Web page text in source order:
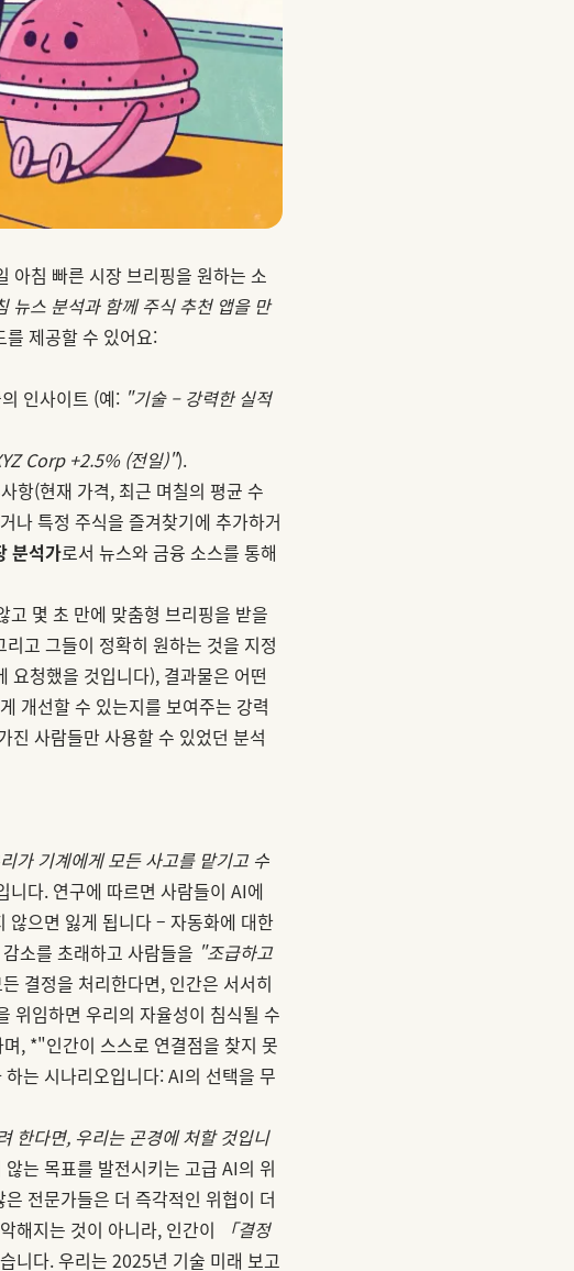
아침 빠른 시장 브리핑을 원하는 소
뉴스 분석과 함께 주식 추천 앱을 만
제공할 수 있어요:
인사이트 (예: "기술 – 강력한 실적
Corp +2.5% (전일)").
항(현재 가격, 최근 며칠의 평균 수
나 특정 주식을 즐겨찾기에 추가하거
분석가로서 뉴스와 금융 소스를 통해
몇 초 만에 맞춤형 브리핑을 받을
고 그들이 정확히 원하는 것을 지정
청했을 것입니다), 결과물은 어떤
개선할 수 있는지를 보여주는 강력
진 사람들만 사용할 수 있었던 분석
가 기계에게 모든 사고를 맡기고 수
다. 연구에 따르면 사람들이 AI에
않으면 잃게 됩니다 – 자동화에 대한
소를 초래하고 사람들을 "조급하고
결정을 처리한다면, 인간은 서서히
위임하면 우리의 자율성이 침식될 수
, *"인간이 스스로 연결점을 찾지 못
는 시나리오입니다: AI의 선택을 무
한다면, 우리는 곤경에 처할 것입니
는 목표를 발전시키는 고급 AI의 위
전문가들은 더 즉각적인 위협이 더
해지는 것이 아니라, 인간이
「결정
니다. 우리는 2025년 기술 미래 보고